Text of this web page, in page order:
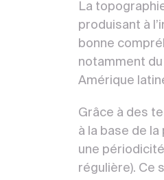
La
produisant à
bonne
notamment
Amérique
Grâce à des
à la base de
une
régulière). Ce